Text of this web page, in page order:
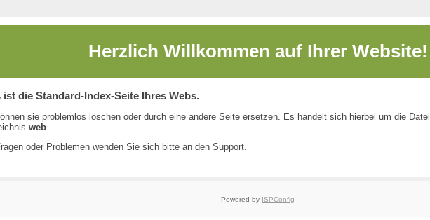
Herzlich Willkommen auf Ihrer Website!
ist die Standard-Index-Seite Ihres Webs.
sie problemlos löschen oder durch eine andere Seite ersetzen. Es handelt sich hierbei um die Datei
web.
oder Problemen wenden Sie sich bitte an den Support.
Powered by ISPConfig